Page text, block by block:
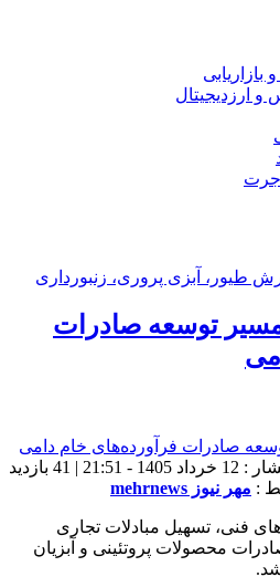
و ارزدیجیتال
طیور، آبزی پروری، زنبورداری
مسیر توسعه صادرات
شناسه خبر : 67466 | تاریخ انتشار : 12 خرداد 1405 - 21:51 | 41 بازدید
: مهر نیوز mehrnews
فنی، تسهیل مبادلات تجاری
محصولات پروتئینی و آبزیان